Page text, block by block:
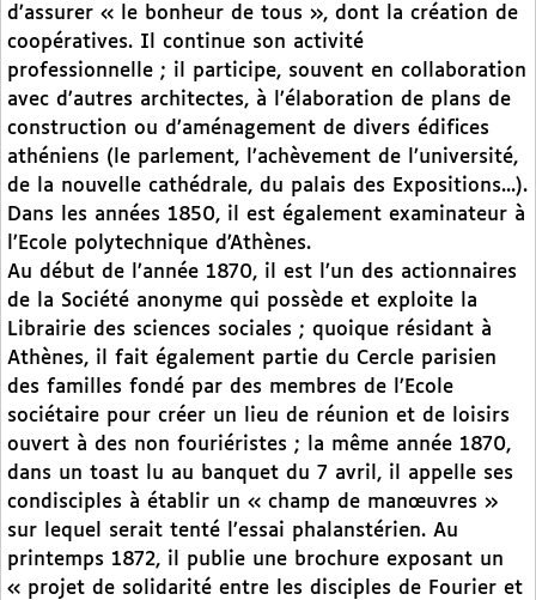
d’assurer « le bonheur de tous », dont la création de
coopératives. Il continue son activité
professionnelle ; il participe, souvent en collaboration
avec d’autres architectes, à l’élaboration de plans de
construction ou d’aménagement de divers édifices
athéniens (le parlement, l’achèvement de l’université,
de la nouvelle cathédrale, du palais des Expositions...).
Dans les années 1850, il est également examinateur à
l’Ecole polytechnique d’Athènes.
Au début de l’année 1870, il est l’un des actionnaires
de la Société anonyme qui possède et exploite la
Librairie des sciences sociales ; quoique résidant à
Athènes, il fait également partie du Cercle parisien
des familles fondé par des membres de l’Ecole
sociétaire pour créer un lieu de réunion et de loisirs
ouvert à des non fouriéristes ; la même année 1870,
dans un toast lu au banquet du 7 avril, il appelle ses
condisciples à établir un « champ de manœuvres »
sur lequel serait tenté l’essai phalanstérien. Au
printemps 1872, il publie une brochure exposant un
« projet de solidarité entre les disciples de Fourier et